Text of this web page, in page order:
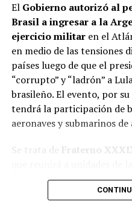
federal. En ese marco,
de dólares de inversores
aeronaves que, en
disponibles para su
Contrato que firmaron José
(Foto: Captura TN).
De acuerdo con la
realizaban a través de las
operaciones apoyadas en
entregaban dinero para
fueron entregados.
El Gobierno autorizó al
Brasila ingresar a la
ejercicio militaren el
en medio de las tensiones
países luego de que el
“corrupto” y “ladrón” a
brasileño. El evento, por
tendrá la participación de
aeronaves y submarinos de
Se trata de Fraterno
Marina de Brasil en aguas
a partir del 13 de agosto y